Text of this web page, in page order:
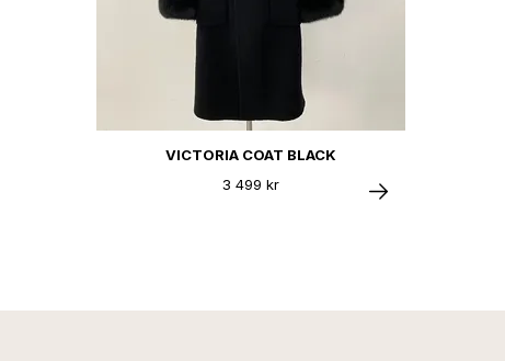
VICTORIA COAT BLACK
3 499 kr